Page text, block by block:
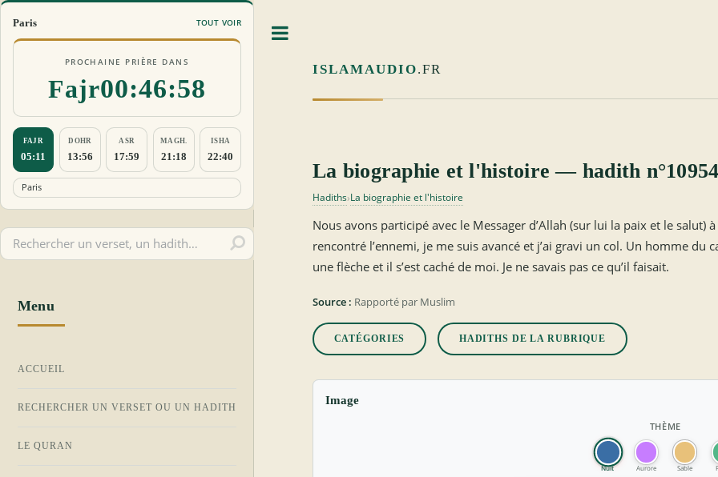
ISLAMAUDIO.FR
La biographie et l'histoire — hadith
Hadiths›La biographie et l'histoire
Nous avons participé avec le Messager d’Allah (sur lui la paix et le
rencontré l’ennemi, je me suis avancé et j’ai gravi un col. Un homme
une flèche et il s’est caché de moi. Je ne savais pas ce qu’il faisait.
Source : Rapporté par Muslim
CATÉGORIES HADITHS DE LA RUBRIQUE
Image
THÈME
Nuit Aurore Sable
Paris TOUT VOIR
PROCHAINE PRIÈRE DANS
Fajr00:46:58
FAJR
05:11
DOHR
13:56
ASR
17:59
MAGH.
21:18
ISHA
22:40
Menu
ACCUEIL
RECHERCHER UN VERSET OU UN HADITH
LE QURAN